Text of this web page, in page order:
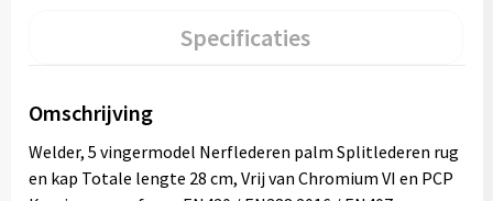
Specificaties
Omschrijving
Welder, 5 vingermodel Nerflederen palm Splitlederen rug
en kap Totale lengte 28 cm, Vrij van Chromium VI en PCP